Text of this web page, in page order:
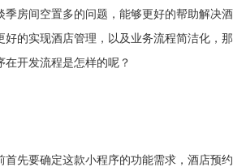
季房间空置多的问题，能够更好的帮助解决酒
好的实现酒店管理，以及业务流程简洁化，那
在开发流程是怎样的呢？
首先要确定这款小程序的功能需求，酒店预约